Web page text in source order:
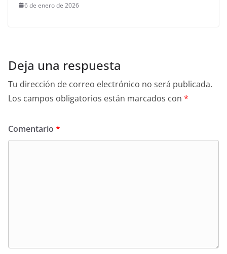
6 de enero de 2026
Deja una respuesta
Tu dirección de correo electrónico no será publicada.
Los campos obligatorios están marcados con *
Comentario *